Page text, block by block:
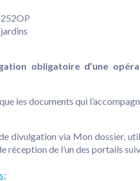
obligatoire d’une
les documents qui
divulgation via Mon dossier,
réception de l’un des portails
;